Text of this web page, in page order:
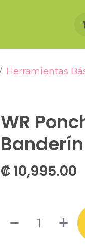
Herramientas
WR
Banderín
₡10,995.00